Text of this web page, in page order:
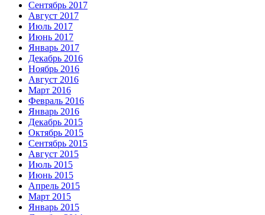
Сентябрь 2017
Август 2017
Июль 2017
Июнь 2017
Январь 2017
Декабрь 2016
Ноябрь 2016
Август 2016
Март 2016
Февраль 2016
Январь 2016
Декабрь 2015
Октябрь 2015
Сентябрь 2015
Август 2015
Июль 2015
Июнь 2015
Апрель 2015
Март 2015
Январь 2015